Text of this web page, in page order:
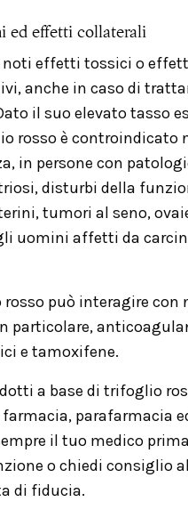
ed effetti collaterali
noti effetti tossici o
anche in caso di
il suo elevato tasso
rosso è controindicato
in persone con
disturbi della
tumori al seno,
uomini affetti da
può interagire con
particolare,
e tamoxifene.
a base di trifoglio
parafarmacia
il tuo medico prima
o chiedi consiglio
di fiducia.